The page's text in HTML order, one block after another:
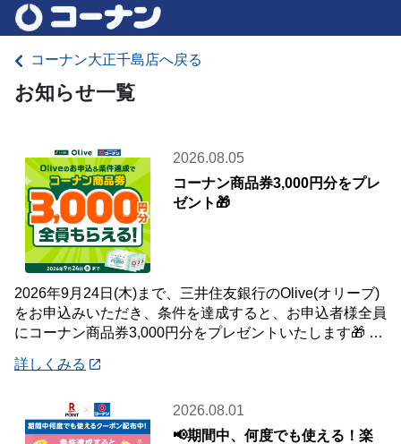
コーナン大正千島店へ戻る
お知らせ一覧
2026.08.05
コーナン商品券3,000円分をプレ
ゼント🎁
2026年9月24日(木)まで、三井住友銀行のOlive(オリーブ)
をお申込みいただき、条件を達成すると、お申込者様全員
にコーナン商品券3,000円分をプレゼントいたします🎁 詳
詳しくみる
2026.08.01
📢期間中、何度でも使える！楽